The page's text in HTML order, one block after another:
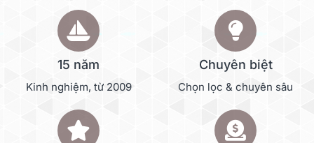
15 năm
Kinh nghiệm, từ 2009
Chuyên biệt
Chọn lọc & chuyên sâu